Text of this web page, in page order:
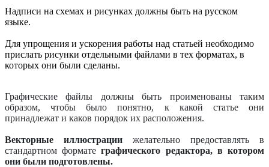
Надписи на схемах и рисунках должны быть на русском
языке.
Для упрощения и ускорения работы над статьей необходимо
прислать рисунки отдельными файлами в тех форматах, в
которых они были сделаны.
Графические файлы должны быть проименованы таким
образом, чтобы было понятно, к какой статье они
принадлежат и каков порядок их расположения.
Векторные иллюстрации желательно предоставлять в
стандартном форматеграфического редактора, в котором
они были подготовлены.